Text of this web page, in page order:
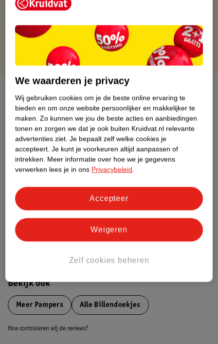
Gratis thuisbezorgd vanaf 50.00
Gratis punten met je Kruidvat kaart
Over dit product
Productinformatie
Etiketinformatie
Nature Impact Score
Dit product heeft (nog) geen Nature
Impact Score.
Bekijk ook
Meer Pampers Alle Billendoekjes
Hoe controleren wij de reviews?
We waarderen je privacy
Wij gebruiken cookies om je de beste online ervaring te
bieden en om onze website persoonlijker en makkelijker te
maken. Zo kunnen we jou de beste acties en aanbiedingen
tonen en zorgen we dat je ook buiten Kruidvat.nl relevante
advertenties ziet. Je bepaalt zelf welke cookies je
accepteert. Je kunt je voorkeuren altijd aanpassen of
intrekken. Meer informatie over hoe we je gegevens
verwerken lees je in ons Privacybeleid.
Zelf cookies beheren
Weigeren
Accepteer